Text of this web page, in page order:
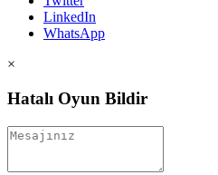
LinkedIn
WhatsApp
×
Hatalı Oyun Bildir